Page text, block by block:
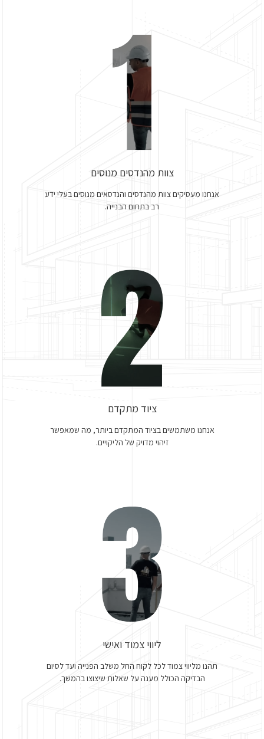
צוות מהנדסים מנוסים
אנחנו מעסיקים צוות מהנדסים והנדסאים מנוסים בעלי ידע
רב בתחום הבנייה.
ציוד מתקדם
אנחנו משתמשים בציוד המתקדם ביותר, מה שמאפשר
זיהוי מדויק של הליקויים.
ליווי צמוד ואישי
תהנו מליווי צמוד לכל לקוח החל משלב הפנייה ועד לסיום
הבדיקה הכולל מענה על שאלות שיצוצו בהמשך.